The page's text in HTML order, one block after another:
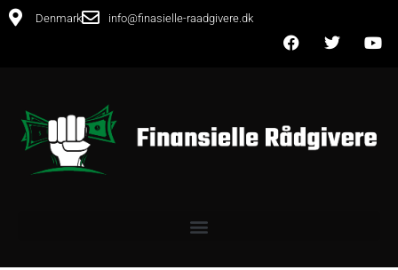
Denmark info@finasielle-raadgivere.dk